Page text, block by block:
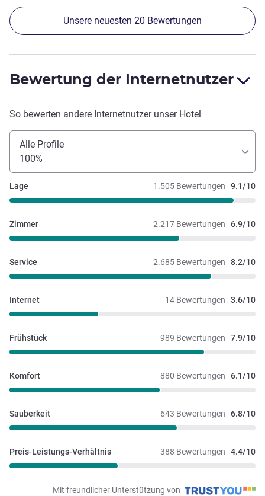
und die Tisch eng an eng. Und dafür trotzdem so einen
hohen Preis für die Übernachtung bzw. Frühstück zu
Unsere neuesten 20 Bewertungen
Bewertung der Internetnutzer
So bewerten andere Internetnutzer unser Hotel
Alle Profile
100%
1.505 Bewertungen 9.1/10
Lage
2.217 Bewertungen 6.9/10
Zimmer
2.685 Bewertungen 8.2/10
Service
14 Bewertungen 3.6/10
Internet
989 Bewertungen 7.9/10
Frühstück
880 Bewertungen 6.1/10
Komfort
643 Bewertungen 6.8/10
Sauberkeit
388 Bewertungen 4.4/10
Preis-Leistungs-Verhältnis
Mit freundlicher Unterstützung von